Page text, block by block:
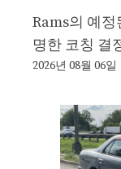
Rams의 예정
명한 코칭 결
2026년 08월 06일